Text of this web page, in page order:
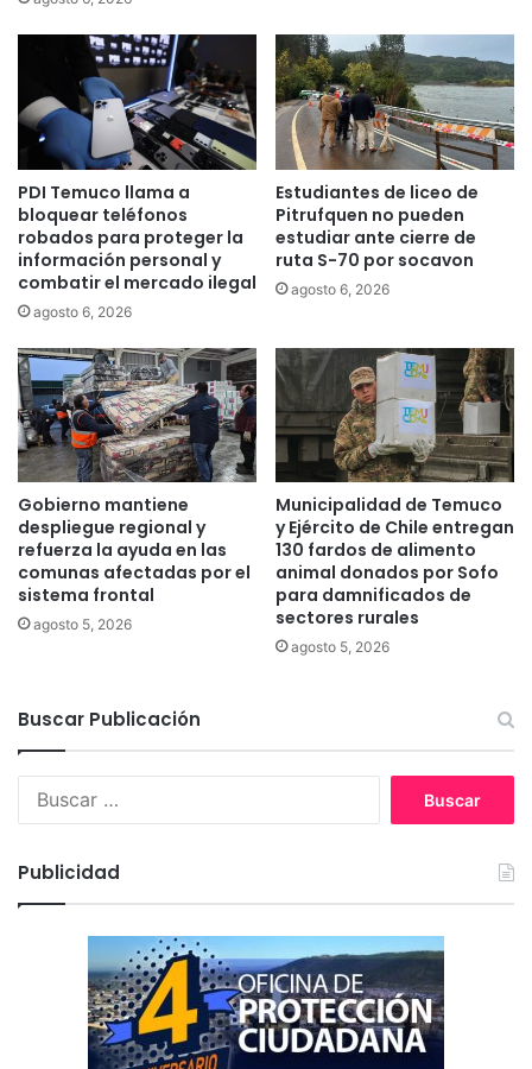
b
e
r
o
s
y
A
u
a
s
A
r
a
u
c
a
n
í
a
PDI Temuco llama a
bloquear teléfonos
robados para proteger la
información personal y
combatir el mercado ilegal
agosto 6, 2026
Estudiantes de liceo de
Pitrufquen no pueden
estudiar ante cierre de
ruta S-70 por socavon
agosto 6, 2026
Gobierno mantiene
despliegue regional y
refuerza la ayuda en las
comunas afectadas por el
sistema frontal
agosto 5, 2026
Municipalidad de Temuco
y Ejército de Chile entregan
130 fardos de alimento
animal donados por Sofo
para damnificados de
sectores rurales
agosto 5, 2026
Buscar Publicación
:
Publicidad